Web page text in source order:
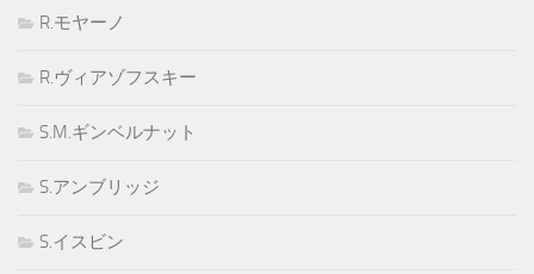
R.モヤーノ
R.ヴィアゾフスキー
S.M.ギンベルナット
S.アンブリッジ
S.イスビン